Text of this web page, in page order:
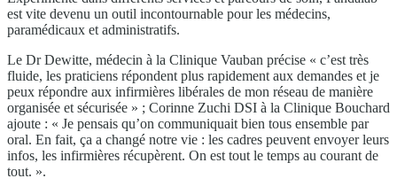
est vite devenu un outil incontournable pour les médecins,
paramédicaux et administratifs.
Le Dr Dewitte, médecin à la Clinique Vauban précise « c’est très
fluide, les praticiens répondent plus rapidement aux demandes et je
peux répondre aux infirmières libérales de mon réseau de manière
organisée et sécurisée » ; Corinne Zuchi DSI à la Clinique Bouchard
ajoute : « Je pensais qu’on communiquait bien tous ensemble par
oral. En fait, ça a changé notre vie : les cadres peuvent envoyer leurs
infos, les infirmières récupèrent. On est tout le temps au courant de
tout. ».